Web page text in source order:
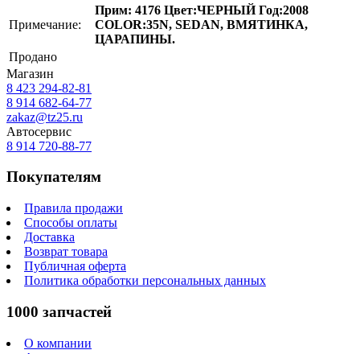
Примечание:
Прим: 4176 Цвет:ЧЕРНЫЙ Год:2008
COLOR:35N, SEDAN, ВМЯТИНКА,
ЦАРАПИНЫ.
Продано
Магазин
8 423 294-82-81
8 914 682-64-77
zakaz@tz25.ru
Автосервис
8 914 720-88-77
Покупателям
Правила продажи
Способы оплаты
Доставка
Возврат товара
Публичная оферта
Политика обработки персональных данных
1000 запчастей
О компании